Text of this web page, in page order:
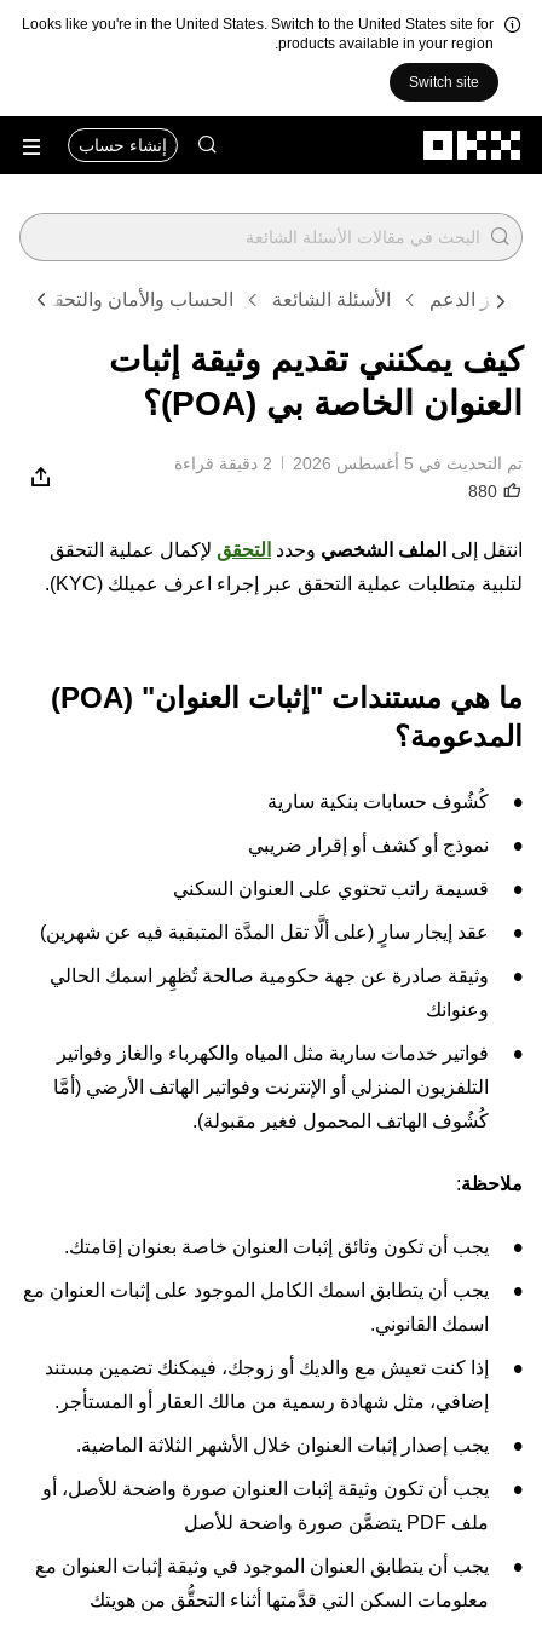
Looks like you're in the United States. Switch to the United States site for
products available in your region.
Switch site
إنشاء حساب
مركز الدعم الأسئلة الشائعة الحساب والأمان والتحقق
كيف يمكنني تقديم وثيقة إثبات
العنوان الخاصة بي (POA)؟
تم التحديث في ‏5 أغسطس 2026
2 دقيقة قراءة
انتقل إلى الملف الشخصي وحدد التحقق لإكمال عملية التحقق
لتلبية متطلبات عملية التحقق عبر إجراء اعرف عميلك (KYC).
ما هي مستندات "إثبات العنوان" (POA)
المدعومة؟
كُشُوف حسابات بنكية سارية
نموذج أو كشف أو إقرار ضريبي
قسيمة راتب تحتوي على العنوان السكني
عقد إيجار سارٍ (على ألَّا تقل المدَّة المتبقية فيه عن شهرين)
وثيقة صادرة عن جهة حكومية صالحة تُظهِر اسمك الحالي
وعنوانك
فواتير خدمات سارية مثل المياه والكهرباء والغاز وفواتير
التلفزيون المنزلي أو الإنترنت وفواتير الهاتف الأرضي (أمَّا
كُشُوف الهاتف المحمول فغير مقبولة).
ملاحظة:
يجب أن تكون وثائق إثبات العنوان خاصة بعنوان إقامتك.
يجب أن يتطابق اسمك الكامل الموجود على إثبات العنوان مع
اسمك القانوني.
إذا كنت تعيش مع والديك أو زوجك، فيمكنك تضمين مستند
إضافي، مثل شهادة رسمية من مالك العقار أو المستأجر.
يجب إصدار إثبات العنوان خلال الأشهر الثلاثة الماضية.
يجب أن تكون وثيقة إثبات العنوان صورة واضحة للأصل، أو
ملف PDF يتضمَّن صورة واضحة للأصل
يجب أن يتطابق العنوان الموجود في وثيقة إثبات العنوان مع
معلومات السكن التي قدَّمتها أثناء التحقُّق من هويتك